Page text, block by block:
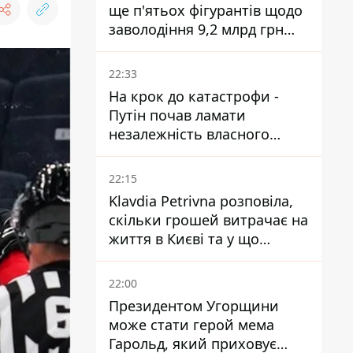
ще п'ятьох фігурантів щодо
заволодіння 9,2 млрд грн
ПриватБанку скерували до
суду
22:33
На крок до катастрофи -
Путін почав ламати
незалежність власного
Центробанку, змусивши
знизити базову ставку
22:15
Klavdia Petrivna розповіла,
скільки грошей витрачає на
життя в Києві та у що
вкладає мільйони
22:00
Президентом Угорщини
може стати герой мема
Гарольд, який приховує